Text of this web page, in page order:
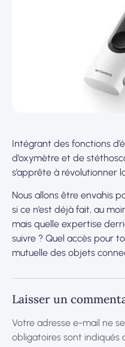
Intégrant des fonctions
d’oxymètre et de
s’apprête à révolutionner
Nous allons être envahis
si ce n’est déjà fait, au
mais quelle expertise
suivre ? Quel accès pour
mutuelle des objets
Laisser un
Votre adresse e-mail ne
obligatoires sont indiqués